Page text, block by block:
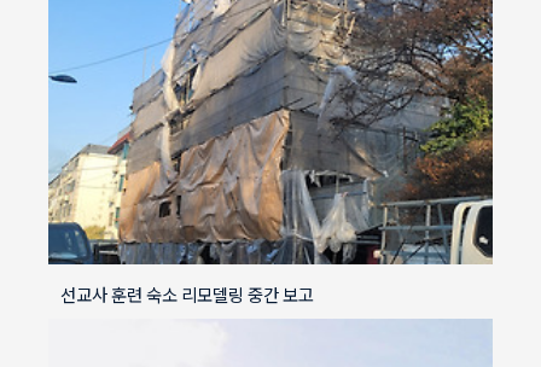
선교사 훈련 숙소 리모델링 중간 보고